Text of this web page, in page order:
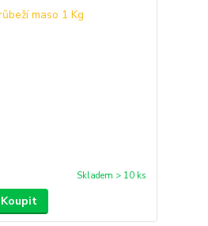
Skladem > 10 ks
Koupit